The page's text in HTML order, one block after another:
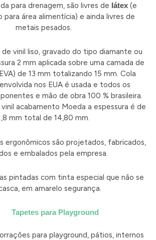
para drenagem, são livres de látex (e
para área alimentícia) e ainda livres de
metais pesados.
vinil liso, gravado do tipo diamante ou
2 mm aplicada sobre uma camada de
de 13 mm totalizando 15 mm. Cola
nos EUA é usada e todos os
e mão de obra 100 % brasileira.
acabamento Moeda a espessura é de
mm total de 14,80 mm.
ergonômicos são projetados, fabricados,
e embalados pela empresa.
pintadas com tinta especial que não se
em amarelo segurança.
Tapetes para Playground
para playground, pátios, internos